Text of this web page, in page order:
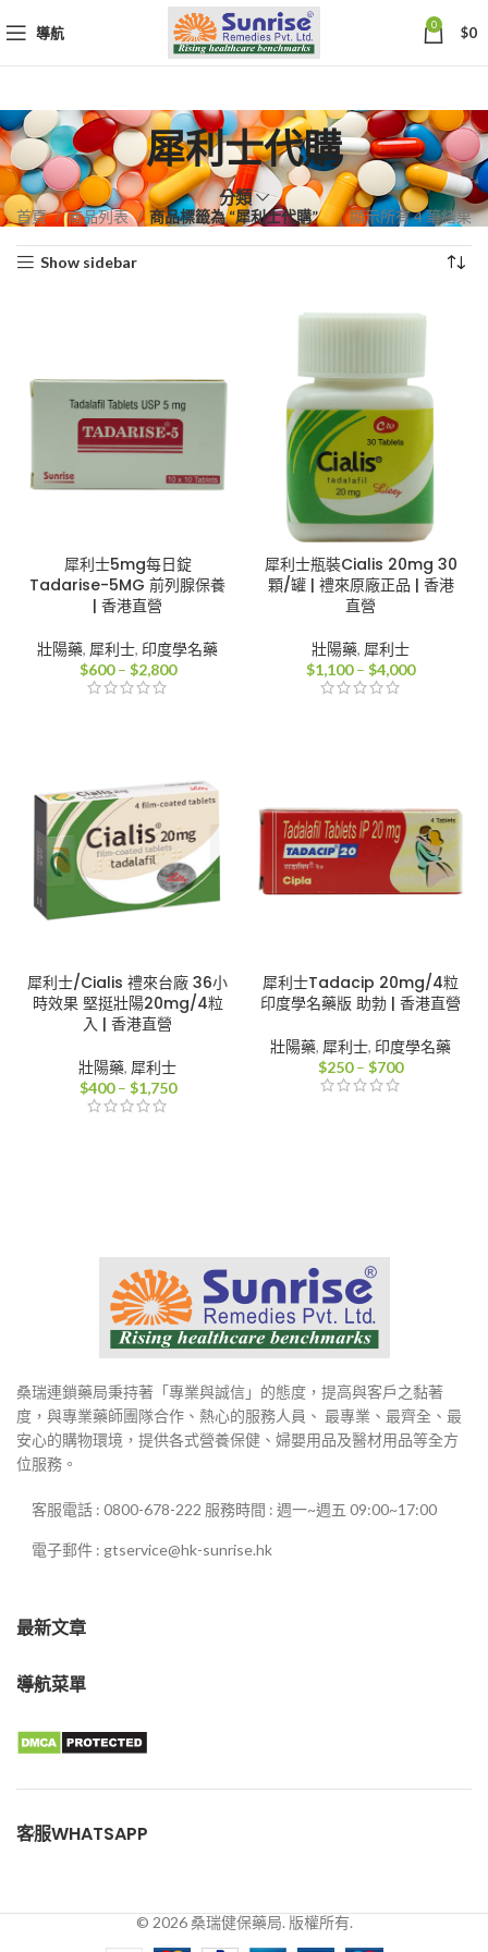
導航 0 $0
犀利士代購
分類
首頁 商品列表 商品標籤為 “犀利士代購” 顯示所有 4 筆結果依
Show sidebar
犀利士5mg每日錠
Tadarise-5MG 前列腺保養
| 香港直營
壯陽藥, 犀利士, 印度學名藥
$600 – $2,800價
$2,800
犀利士瓶裝Cialis 20mg 30
顆/罐 | 禮來原廠正品 | 香港
直營
壯陽藥, 犀利士
$1,100 – $4,000價
犀利士/Cialis 禮來台廠 36小
時效果 堅挺壯陽20mg/4粒
入 | 香港直營
壯陽藥, 犀利士
$400 – $1,750價
犀利士Tadacip 20mg/4粒
印度學名藥版 助勃 | 香港直營
壯陽藥, 犀利士, 印度學名藥
$250 – $700價
桑瑞連鎖藥局秉持著「專業與誠信」的態度，提高與客戶之黏著
度，與專業藥師團隊合作、熱心的服務人員、 最專業、最齊全、最
安心的購物環境，提供各式營養保健、婦嬰用品及醫材用品等全方
位服務。
客服電話 : 0800-678-222 服務時間 : 週一~週五 09:00~17:00
電子郵件 : gtservice@hk-sunrise.hk
最新文章
導航菜單
客服WHATSAPP
© 2026 桑瑞健保藥局. 版權所有.